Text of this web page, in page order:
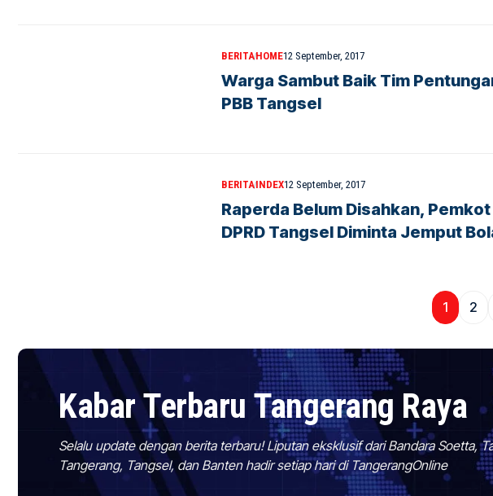
BERITAHOME12 September, 2017
Warga Sambut Baik Tim
PBB Tangsel
BERITAINDEX12 September, 2017
Raperda Belum Disahkan,
DPRD Tangsel Diminta Jemput
1 2
Kabar Terbaru Tangerang Raya
Selalu update dengan berita terbaru! Liputan eksklusif dari Bandara Soetta,
Tangerang, Tangsel, dan Banten hadir setiap hari di TangerangOnline